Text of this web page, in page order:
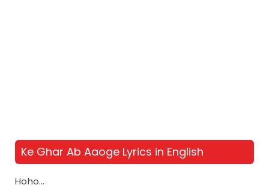
Ke Ghar Ab Aaoge Lyrics in English
Hoho…